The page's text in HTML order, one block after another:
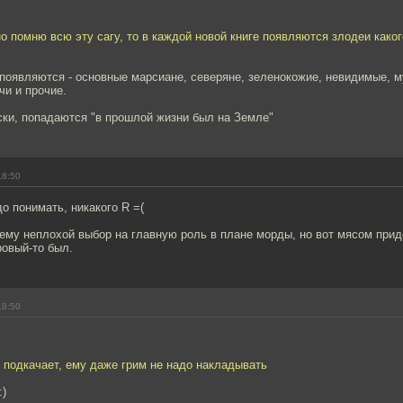
помню всю эту сагу, то в каждой новой книге появляются злодеи
- основные марсиане, северяне, зеленокожие, невидимые,
и прочие.
попадаются "в прошлой жизни был на Земле"
понимать, никакого R =(
неплохой выбор на главную роль в плане морды, но вот мясом
то был.
ему даже грим не надо накладывать